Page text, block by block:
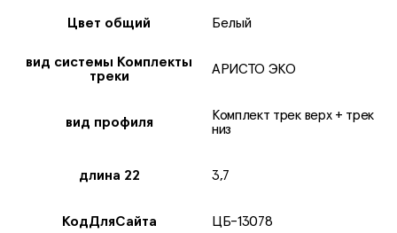
Цвет общий Белый
вид системы Комплекты
треки
АРИСТО ЭКО
вид профиля
Комплект трек верх + трек
низ
длина 22 3,7
КодДляСайта ЦБ-13078